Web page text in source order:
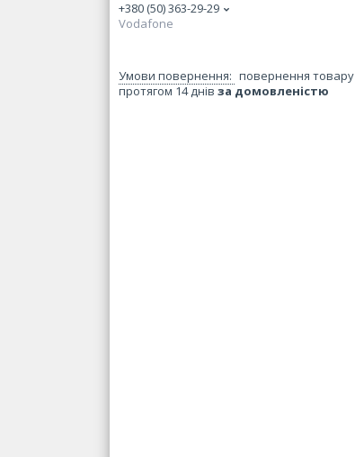
+380 (50) 363-29-29
Vodafone
повернення товару
протягом 14 днів за домовленістю